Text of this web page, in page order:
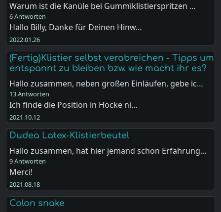
Warum ist die Kanüle bei Gummiklistierspritzen …
6 Antworten
Hallo Billy, Danke für Deinen Hinw…
2022.01.26
(Fertig)Klistier selbst verabreichen - Tipps um
entspannt zu bleiben bzw. wie macht ihr es?
Hallo zusammen, neben großen Einläufen, gebe ic…
13 Antworten
Ich finde die Position in Hocke ni…
2021.10.12
Dudea Latex-Klistierbeutel
Hallo zusammen, hat hier jemand schon Erfahrung…
9 Antworten
Merci!
2021.08.18
Colon snake